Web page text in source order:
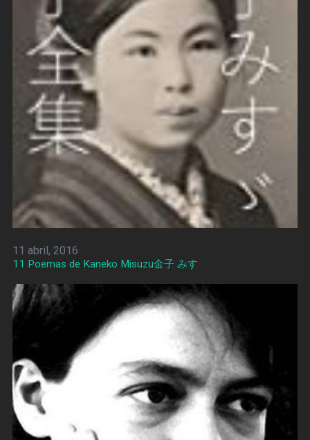
11 abril, 2016
11 Poemas de Kaneko Misuzu金子 みすゞ